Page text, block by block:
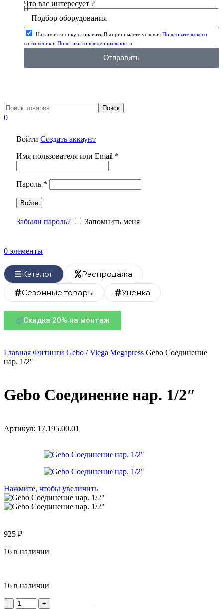
Что вас интересует ?
Нажимая кнопку отправить Вы принимаете условия Пользовательского
соглашения и Политики конфиденциальности
Отправить
Поиск
0
Войти Создать аккаунт
Имя пользователя или Email *
Пароль *
Войти
Забыли пароль? Запомнить меня
0 элементы
Каталог
Распродажа
Сезонные товары
Уценка
Скидка 20% на монтаж
Главная Фитинги Gebo / Viega Megapress Gebo Соединение
нар. 1/2″
Gebo Соединение нар. 1/2″
Артикул: 17.195.00.01
Нажмите, чтобы увеличить
925 ₽
16 в наличии
16 в наличии